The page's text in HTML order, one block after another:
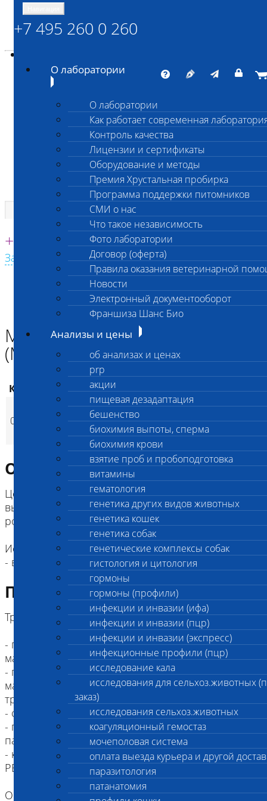
ШАНС БИО
Независимая ветеринарная лаборатория
Единая круглосуточная справочная
+7 495 260 0 260
Заказать звонок с сайта
+7 495 260 0 260
О лаборатории
О лаборатории
Как работает современная
Контроль качества
Лицензии и сертификаты
Оборудование и методы
Премия Хрустальная пробирка
Программа поддержки питомников
СМИ о нас
Что такое независимость
Фото лаборатории
Договор (оферта)
Правила оказания ветеринарной
Новости
Электронный документооборот
Франшиза Шанс Био
Анализы и цены
об анализах и ценах
prp
акции
пищевая дезадаптация
бешенство
биохимия выпоты, сперма
биохимия крови
взятие проб и пробоподготовка
витамины
гематология
генетика других видов животных
генетика кошек
генетика собак
генетические комплексы собак
гистология и цитология
гормоны
гормоны (профили)
инфекции и инвазии (ифа)
инфекции и инвазии (пцр)
инфекции и инвазии (экспресс)
инфекционные профили (пцр)
исследование кала
исследования для сельхоз.животных
заказ)
исследования сельхоз.животных
коагуляционный гемостаз
мочеполовая система
оплата выезда курьера и другой
паразитология
патанатомия
Главная страница
Анализы и цены
ИНФЕКЦИИ И ИНВАЗИИ (ПЦР)
Микоплазмоз животных (Mycoplasma spp) ПЦР
Микоплазмоз животных
(Mycoplasma spp) ПЦР
Код Наименование услуг Цена, руб.
019
Микоплазмоз
животных
(Mycoplasma spp) ПЦР
1 100p (Время исполнения
Описание исследования
Цель исследования: качественный анализ для
выявления общеродовой ДНК микроорганизмов
рода Mycoplasma spp. без дифференцировки
Исследование доступно для:
- всех видов млекопитающих, птиц и рептилий.
Подготовка к исследованию
Требования к пробе:
- при респираторной симптоматике:
мазок(соскоб) с конъюнктивы глаз, носа
- при урогенитальной симптоматике: эякулят,
мазок (соскоб) со слизистых урогенитального
тракта
- синовиальная жидкость,
- посмертная диагностика: фрагменты
паренхиматозных органов
- кал в контейнере - допускается для ПТИЦ и
РЕПТИЛИЙ
Общие правила взятия мазка (соскоба):